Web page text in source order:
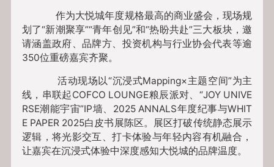
作为大悦城年度规格最高的商业盛会，现场规
划了“新潮聚享”“青年创见”和“热盼共赴”三大板块，邀
请涵盖政府、品牌方、投资机构与行业协会代表等逾
350位重磅嘉宾齐聚。
活动现场以“沉浸式Mapping×主题空间”为主
线，串联起COFCO LOUNGE粮辰派对、“JOY UNIVE
RSE潮能宇宙”IP墙、2025 ANNALS年度纪事与WHIT
E PAPER 2025白皮书展陈区。展区打破传统静态展示
逻辑，将光影交互、打卡体验与年轻内容有机融合，
让嘉宾在沉浸式体验中深度感知大悦城的品牌温度。